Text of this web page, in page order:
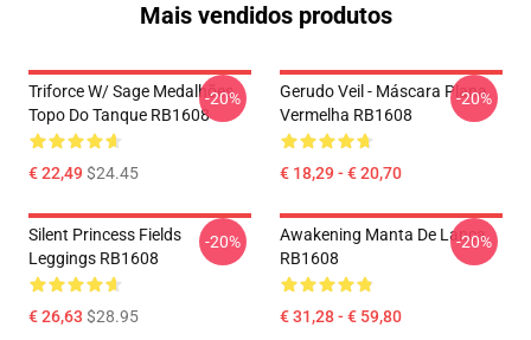
Mais vendidos produtos
Triforce W/ Sage Medalhões
Topo Do Tanque RB1608
€ 22,49$24.45
-20%
Gerudo Veil - Máscara Plana
Vermelha RB1608
€ 18,29 - € 20,70
-20%
Silent Princess Fields
Leggings RB1608
€ 26,63 $28.95
-20%
Awakening Manta De Lança
RB1608
€ 31,28 - € 59,80
-20%